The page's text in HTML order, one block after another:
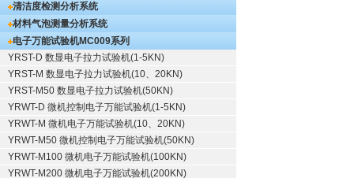
清洁度检测分析系统
材料气泡测量分析系统
电子万能试验机MC009系列
YRST-D 数显电子拉力试验机(1-5KN)
YRST-M 数显电子拉力试验机(10、20KN)
YRST-M50 数显电子拉力试验机(50KN)
YRWT-D 微机控制电子万能试验机(1-5KN)
YRWT-M 微机电子万能试验机(10、20KN)
YRWT-M50 微机控制电子万能试验机(50KN)
YRWT-M100 微机电子万能试验机(100KN)
YRWT-M200 微机电子万能试验机(200KN)